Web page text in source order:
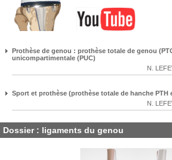
Prothèse de genou : prothèse totale de genou
unicompartimentale (PUC)
N.
Sport et prothèse (prothèse totale de hanche PTH
N.
Dossier : ligaments du genou